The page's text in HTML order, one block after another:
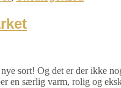
sort! Og det er der ikke
en særlig varm, rolig og